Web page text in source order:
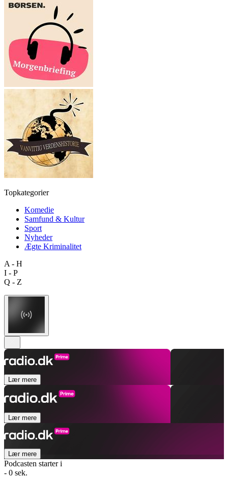
Topkategorier
Komedie
Samfund & Kultur
Sport
Nyheder
Ægte Kriminalitet
A - H
I - P
Q - Z
Lær mere
Lær mere
Lær mere
Podcasten starter i
- 0 sek.